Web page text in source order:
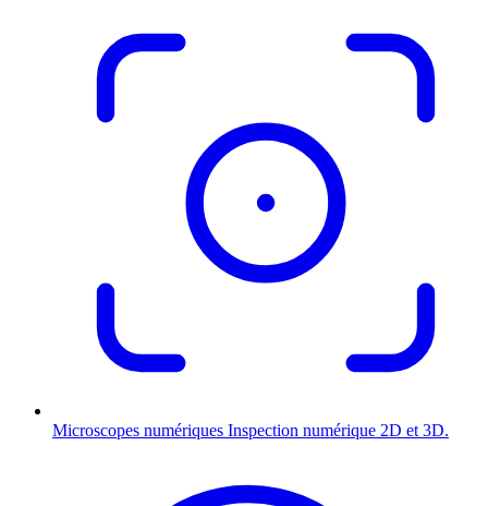
Microscopes numériques Inspection numérique 2D et 3D.